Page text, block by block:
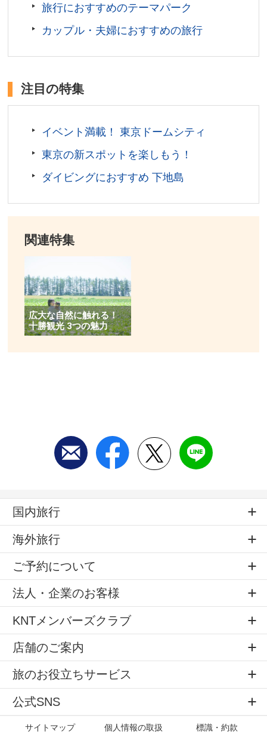
開城時間／終日
アクセス／福岡市営地下鉄 赤坂駅(2番出口)より徒歩約
歩約10分)。
お問い合わせ／092-732-4801(福岡城むかし探訪館
9:00～17:00)
旅行におすすめのテーマパーク
カップル・夫婦におすすめの旅行
注目の特集
イベント満載！ 東京ドームシティ
東京の新スポットを楽しもう！
ダイビングにおすすめ 下地島
関連特集
広大な自然に触れる！
十勝観光 3つの魅力
国内旅行
海外旅行
ご予約について
法人・企業のお客様
KNTメンバーズクラブ
店舗のご案内
旅のお役立ちサービス
公式SNS
サイトマップ 個人情報の取扱
標識・約款